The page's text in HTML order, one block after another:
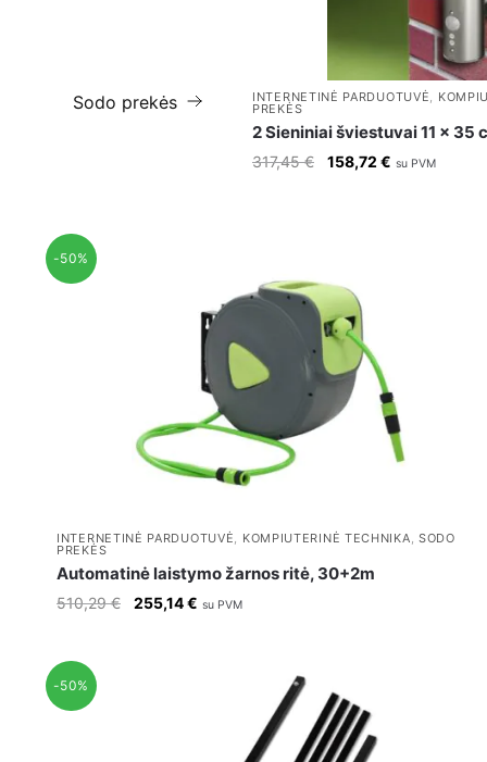
Sodo prekės INTERNETINĖ PARDUOTUVĖ,
PREKĖS
2 Sieniniai šviestuvai 11 x 35
317,45€
Original
158,72 € Current
su PVM
-50%
INTERNETINĖ PARDUOTUVĖ, KOMPIUTERINĖ TECHNIKA, SODO
PREKĖS
Automatinė laistymo žarnos ritė, 30+2m
510,29€
Original
255,14€ Current
su PVM
-50%